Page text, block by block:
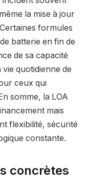
la mise à jour
formules
batterie en fin de
de sa capacité
quotidienne de
ceux qui
somme, la LOA
mais
flexibilité, sécurité
constante.
concrètes